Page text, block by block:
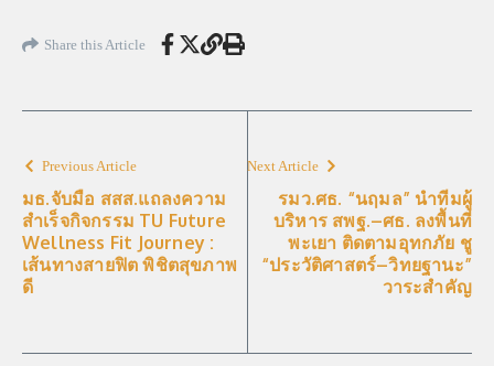
Share this Article
Previous Article
มธ.จับมือ สสส.แถลงความ
สำเร็จกิจกรรม TU Future
Wellness Fit Journey :
เส้นทางสายฟิต พิชิตสุขภาพ
ดี
Next Article
รมว.ศธ. “นฤมล” นำทีมผู้
บริหาร สพฐ.–ศธ. ลงพื้นที่
พะเยา ติดตามอุทกภัย ชู
“ประวัติศาสตร์–วิทยฐานะ”
วาระสำคัญ